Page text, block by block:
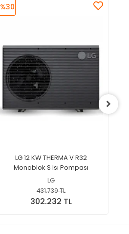
LG 12 KW THERMA V R32
Monoblok S Isı Pompası
LG
%30
431.739 TL
302.232 TL